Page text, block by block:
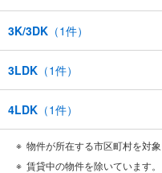
3K/3DK （1件）
3LDK （1件）
4LDK （1件）
物件が所在する市区町村を対
賃貸中の物件を除いています。